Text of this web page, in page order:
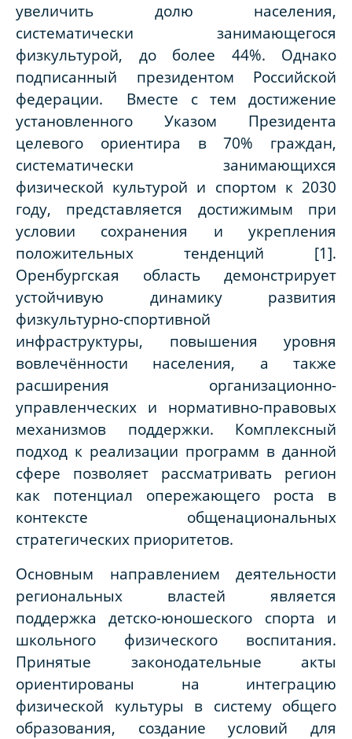
увеличить долю населения,
систематически занимающегося
физкультурой, до более 44%. Однако
подписанный президентом Российской
федерации. Вместе с тем достижение
установленного Указом Президента
целевого ориентира в 70% граждан,
систематически занимающихся
физической культурой и спортом к 2030
году, представляется достижимым при
условии сохранения и укрепления
положительных тенденций [1].
Оренбургская область демонстрирует
устойчивую динамику развития
физкультурно-спортивной
инфраструктуры, повышения уровня
вовлечённости населения, а также
расширения организационно-
управленческих и нормативно-правовых
механизмов поддержки. Комплексный
подход к реализации программ в данной
сфере позволяет рассматривать регион
как потенциал опережающего роста в
контексте общенациональных
стратегических приоритетов.
Основным направлением деятельности
региональных властей является
поддержка детско-юношеского спорта и
школьного физического воспитания.
Принятые законодательные акты
ориентированы на интеграцию
физической культуры в систему общего
образования, создание условий для